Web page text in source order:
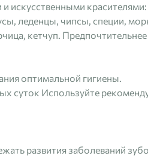
искусственными
леденцы, чипсы, специи,
кетчуп. Предпочтительнее
оптимальной гигиены.
суток Используйте
развития заболеваний